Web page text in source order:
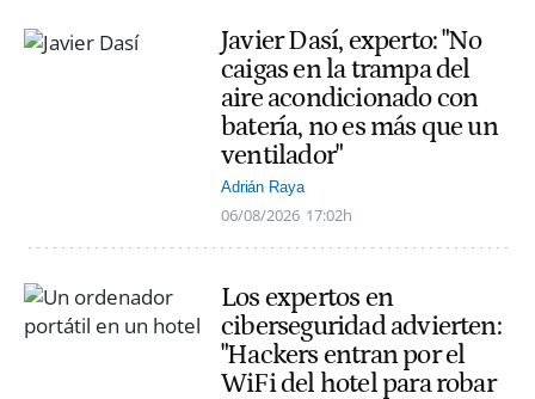
Javier Dasí, experto: "No
caigas en la trampa del
aire acondicionado con
batería, no es más que un
ventilador"
Adrián Raya
06/08/2026 17:02h
Los expertos en
ciberseguridad advierten:
"Hackers entran por el
WiFi del hotel para robar